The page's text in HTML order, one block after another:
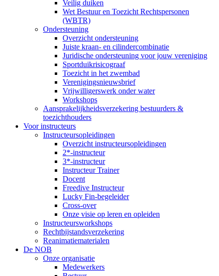
Veilig duiken
Wet Bestuur en Toezicht Rechtspersonen
(WBTR)
Ondersteuning
Overzicht ondersteuning
Juiste kraan- en cilindercombinatie
Juridische ondersteuning voor jouw vereniging
Sportduikrisicograaf
Toezicht in het zwembad
Verenigingsnieuwsbrief
Vrijwilligerswerk onder water
Workshops
Aansprakelijkheidsverzekering bestuurders &
toezichthouders
Voor instructeurs
Instructeursopleidingen
Overzicht instructeursopleidingen
2*-instructeur
3*-instructeur
Instructeur Trainer
Docent
Freedive Instructeur
Lucky Fin-begeleider
Cross-over
Onze visie op leren en opleiden
Instructeursworkshops
Rechtbijstandsverzekering
Reanimatiematerialen
De NOB
Onze organisatie
Medewerkers